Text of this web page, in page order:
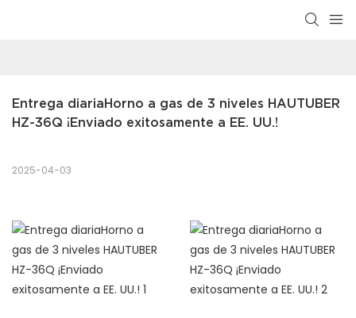
Entrega diariaHorno a gas de 3 niveles HAUTUBER
HZ-36Q ¡Enviado exitosamente a EE. UU.!
2025-04-03